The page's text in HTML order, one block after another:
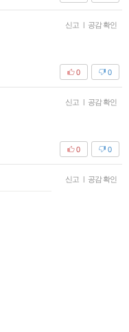
신고 공감 확인
0
0
신고 공감 확인
0
0
신고 공감 확인